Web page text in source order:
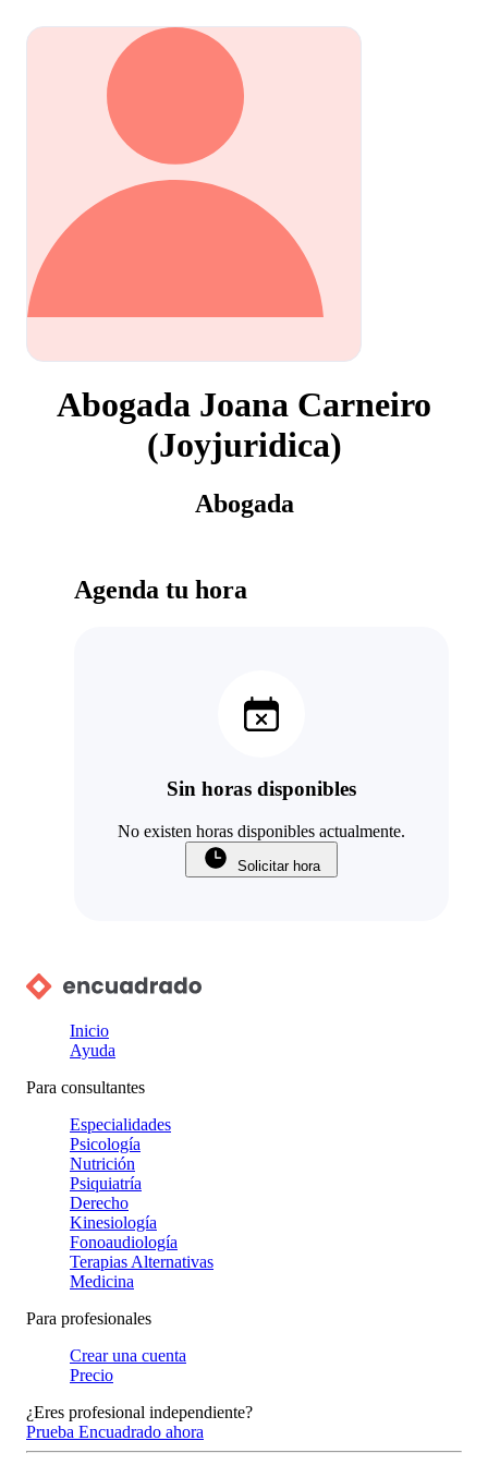
Abogada Joana Carneiro
(Joyjuridica)
Abogada
Agenda tu hora
Sin horas disponibles
No existen horas disponibles actualmente.
Solicitar hora
Inicio
Ayuda
Para consultantes
Especialidades
Psicología
Nutrición
Psiquiatría
Derecho
Kinesiología
Fonoaudiología
Terapias Alternativas
Medicina
Para profesionales
Crear una cuenta
Precio
¿Eres profesional independiente?
Prueba Encuadrado ahora